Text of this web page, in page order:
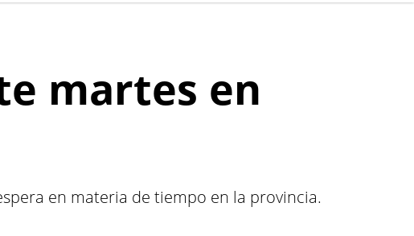
martes en
en materia de tiempo en la provincia.